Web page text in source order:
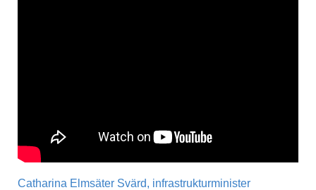
Catharina Elmsäter Svärd, infrastrukturminister